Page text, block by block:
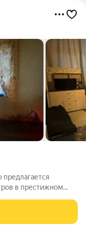
в престижном
все свои